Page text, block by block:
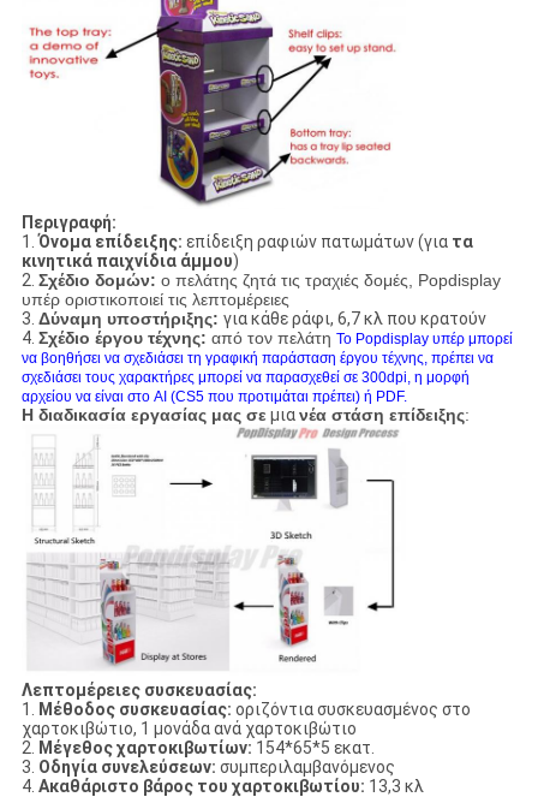
Περιγραφή:
1.Όνομα επίδειξης: επίδειξη ραφιών πατωμάτων (για τα
κινητικά παιχνίδια άμμου)
2. Σχέδιο δομών: ο πελάτης ζητά τις τραχιές δομές, Popdisplay
υπέρ οριστικοποιεί τις λεπτομέρειες
3. Δύναμη υποστήριξης: για κάθε ράφι, 6,7 κλ που κρατούν
4. Σχέδιο έργου τέχνης: από τον πελάτη Το Popdisplay υπέρ μπορεί
να βοηθήσει να σχεδιάσει τη γραφική παράσταση έργου τέχνης, πρέπει να
σχεδιάσει τους χαρακτήρες μπορεί να παρασχεθεί σε 300dpi, η μορφή
αρχείου να είναι στο AI (CS5 που προτιμάται πρέπει) ή PDF.
Η διαδικασία εργασίας μας σε μιανέα στάση επίδειξης:
Λεπτομέρειες συσκευασίας:
1.
Μέθοδος συσκευασίας: οριζόντια συσκευασμένος στο
χαρτοκιβώτιο, 1 μονάδα ανά χαρτοκιβώτιο
2.
Μέγεθος χαρτοκιβωτίων: 154*65*5 εκατ.
3. Οδηγία συνελεύσεων: συμπεριλαμβανόμενος
4. Ακαθάριστο βάρος του χαρτοκιβωτίου: 13,3 κλ